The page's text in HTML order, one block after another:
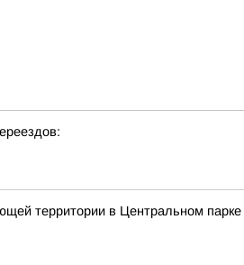
территории в Центральном